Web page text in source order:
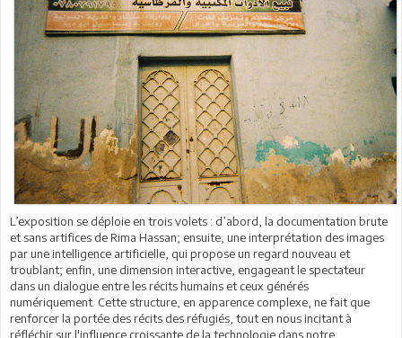
L’exposition se déploie en trois volets : d’abord, la documentation brute
et sans artifices de Rima Hassan; ensuite, une interprétation des images
par une intelligence artificielle, qui propose un regard nouveau et
troublant; enfin, une dimension interactive, engageant le spectateur
dans un dialogue entre les récits humains et ceux générés
numériquement. Cette structure, en apparence complexe, ne fait que
renforcer la portée des récits des réfugiés, tout en nous incitant à
réfléchir sur l'influence croissante de la technologie dans notre